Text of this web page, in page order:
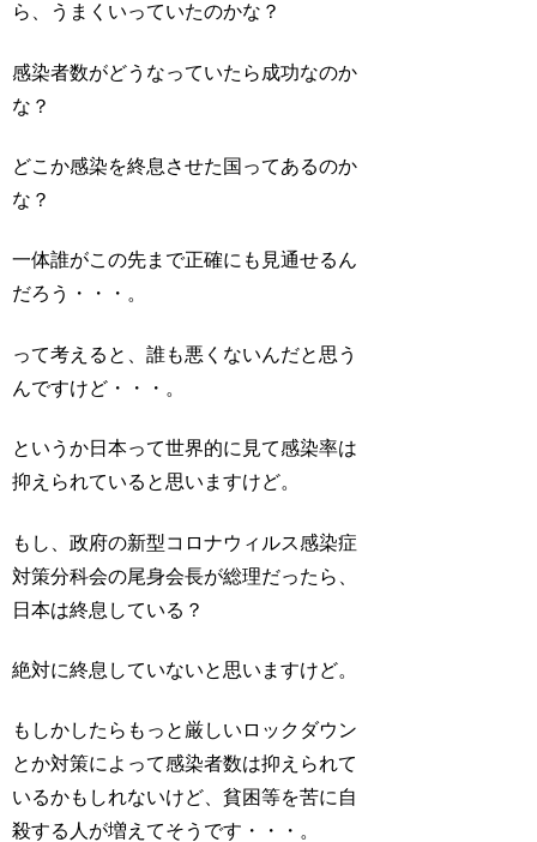
ら、うまくいっていたのかな？
感染者数がどうなっていたら成功なのか
な？
どこか感染を終息させた国ってあるのか
な？
一体誰がこの先まで正確にも見通せるん
だろう・・・。
って考えると、誰も悪くないんだと思う
んですけど・・・。
というか日本って世界的に見て感染率は
抑えられていると思いますけど。
もし、政府の新型コロナウィルス感染症
対策分科会の尾身会長が総理だったら、
日本は終息している？
絶対に終息していないと思いますけど。
もしかしたらもっと厳しいロックダウン
とか対策によって感染者数は抑えられて
いるかもしれないけど、貧困等を苦に自
殺する人が増えてそうです・・・。